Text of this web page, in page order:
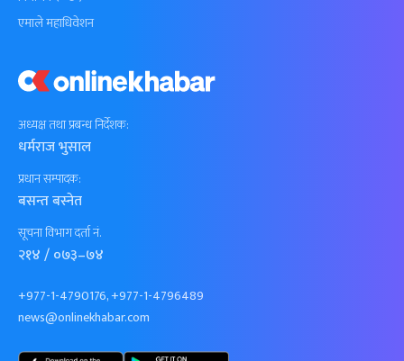
अध्यक्ष तथा प्रबन्ध निर्देशक:
धर्मराज भुसाल
प्रधान सम्पादक:
बसन्त बस्नेत
सूचना विभाग दर्ता नं.
२१४ / ०७३–७४
+977-1-4790176, +977-1-4796489
news@onlinekhabar.com
एमाले महाधिवेशन